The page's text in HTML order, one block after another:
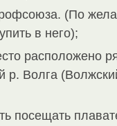
(По
в него);
расположено
р. Волга
посещать